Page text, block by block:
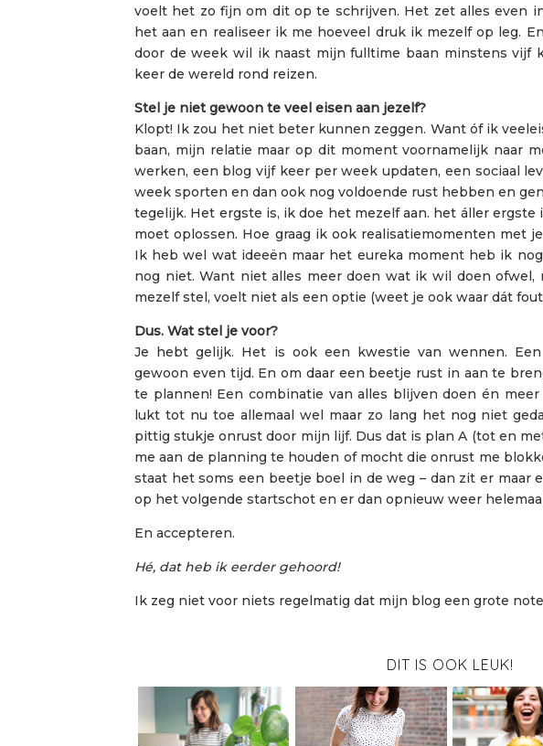
voelt het zo fijn om dit op te schrijven. Het zet alles even
het aan en realiseer ik me hoeveel druk ik mezelf op leg.
door de week wil ik naast mijn fulltime baan minstens vijf
keer de wereld rond reizen.
Stel je niet gewoon te veel eisen aan jezelf?
Klopt! Ik zou het niet beter kunnen zeggen. Want óf ik
baan, mijn relatie maar op dit moment voornamelijk naar
werken, een blog vijf keer per week updaten, een sociaal
week sporten en dan ook nog voldoende rust hebben en
tegelijk. Het ergste is, ik doe het mezelf aan. het áller
moet oplossen. Hoe graag ik ook realisatiemomenten met
Ik heb wel wat ideeën maar het eureka moment heb ik
nog niet. Want niet alles meer doen wat ik wil doen ofwel,
mezelf stel, voelt niet als een optie (weet je ook waar dát fout
Dus. Wat stel je voor?
Je hebt gelijk. Het is ook een kwestie van wennen.
gewoon even tijd. En om daar een beetje rust in aan te
te plannen! Een combinatie van alles blijven doen én
lukt tot nu toe allemaal wel maar zo lang het nog niet
pittig stukje onrust door mijn lijf. Dus dat is plan A (tot en
me aan de planning te houden of mocht die onrust me
staat het soms een beetje boel in de weg – dan zit er maar
op het volgende startschot en er dan opnieuw weer
En accepteren.
Hé, dat heb ik eerder gehoord!
Ik zeg niet voor niets regelmatig dat mijn blog een grote
DIT IS OOK LEUK!